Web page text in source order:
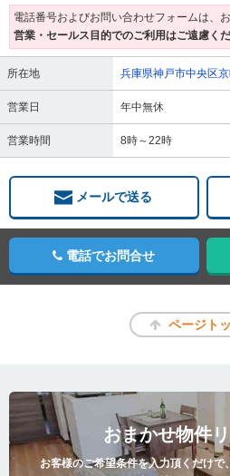
電話番号およびお問い合わせフォームは、
営業・セールス目的でのご利用はご遠慮くだ
所在地 兵庫県神戸市中央区
営業日 年中無休
営業時間 8時～22時
メールで送る
電話でお問合せ
ページト
おまかせ物件
お客様のご希望条件を入力頂くだけで